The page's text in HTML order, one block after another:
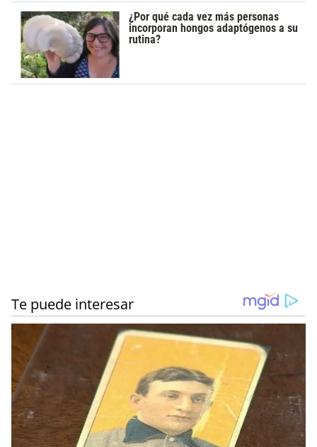
¿Por qué cada vez más personas
incorporan hongos adaptógenos a su
rutina?